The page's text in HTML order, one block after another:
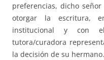
preferencias, dicho
otorgar la escritura,
institucional y con
tutora/curadora
la decisión de su hermano.